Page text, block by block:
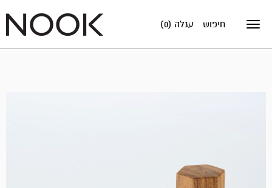
Toggle
עגלה (0) חיפוש